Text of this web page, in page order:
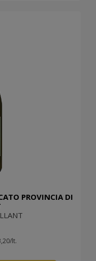
PROVINCIA DI
lt.